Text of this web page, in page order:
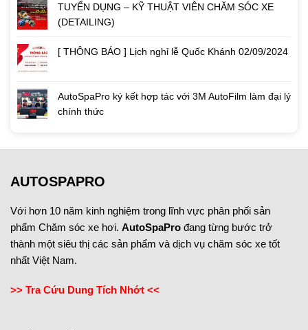
TUYỂN DỤNG – KỸ THUẬT VIÊN CHĂM SÓC XE
(DETAILING)
[ THÔNG BÁO ] Lịch nghỉ lễ Quốc Khánh 02/09/2024
AutoSpaPro ký kết hợp tác với 3M AutoFilm làm đại lý
chính thức
AUTOSPAPRO
Với hơn 10 năm kinh nghiệm trong lĩnh vực phân phối sản
phẩm Chăm sóc xe hơi. AutoSpaPro đang từng bước trở
thành một siêu thị các sản phẩm và dịch vụ chăm sóc xe tốt
nhất Việt Nam.
>> Tra Cứu Dung Tích Nhớt <<